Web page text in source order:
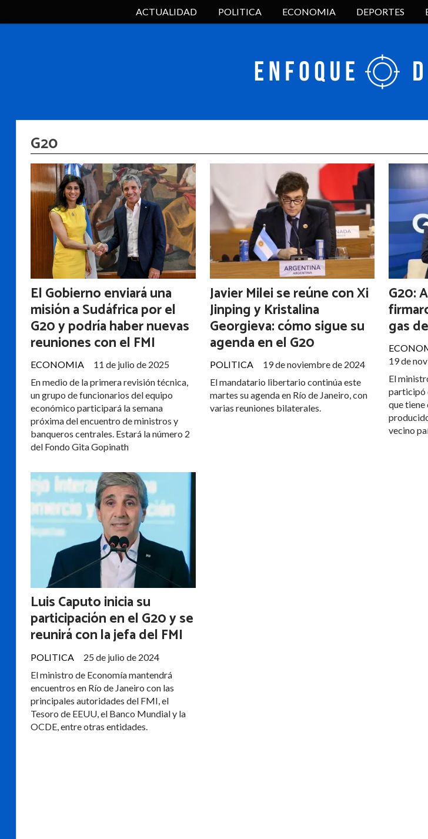
ACTUALIDAD POLITICA ECONOMIA DEPORTES
G20
El Gobierno enviará una
misión a Sudáfrica por el
G20 y podría haber nuevas
reuniones con el FMI
ECONOMIA
11 de julio de 2025
En medio de la primera revisión técnica,
un grupo de funcionarios del equipo
económico participará la semana
próxima del encuentro de ministros y
banqueros centrales. Estará la número 2
del Fondo Gita Gopinath
Javier Milei se reúne con Xi
Jinping y Kristalina
Georgieva: cómo sigue su
agenda en el G20
POLITICA
19 de noviembre de 2024
El mandatario libertario continúa este
martes su agenda en Río de Janeiro, con
varias reuniones bilaterales.
G20:
gas
19 de
El
participó
que tiene
vecino
Luis Caputo inicia su
participación en el G20 y se
reunirá con la jefa del FMI
POLITICA
25 de julio de 2024
El ministro de Economía mantendrá
encuentros en Río de Janeiro con las
principales autoridades del FMI, el
Tesoro de EEUU, el Banco Mundial y la
OCDE, entre otras entidades.